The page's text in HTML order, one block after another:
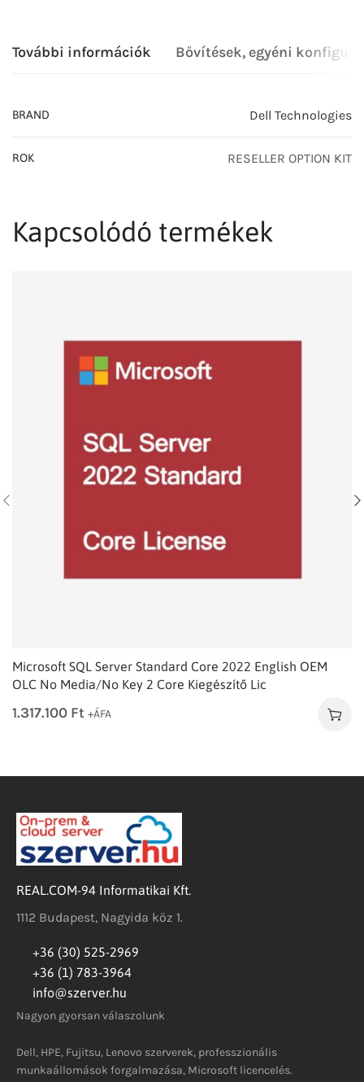
További információk Bővítések, egyéni
BRAND Dell Technologies
ROK RESELLER OPTION KIT
Kapcsolódó termékek
Microsoft SQL Server Standard Core 2022 English OEM
OLC No Media/No Key 2 Core Kiegészítő Lic
1.317.100 Ft +ÁFA
REAL.COM-94 Informatikai Kft.
1112 Budapest, Nagyida köz 1.
+36 (30) 525-2969
+36 (1) 783-3964
info@szerver.hu
Nagyon gyorsan válaszolunk
Dell, HPE, Fujitsu, Lenovo szerverek, professzionális
munkaállomások forgalmazása, Microsoft licencelés.